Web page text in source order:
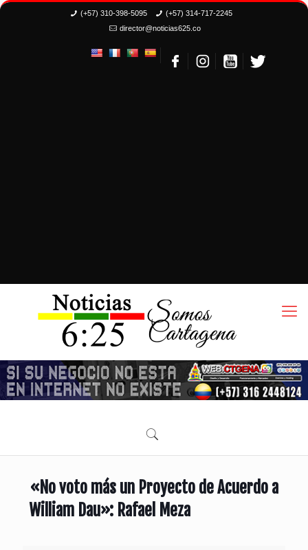
(+57) 310-398-5095
(+57) 314-717-2245
director@noticias625.co
«No voto más un Proyecto de Acuerdo a
William Dau»: Rafael Meza